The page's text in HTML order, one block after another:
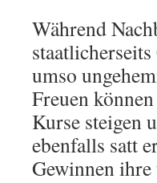
Während
umso
Freuen
Kurse steigen
ebenfalls satt
Gewinnen